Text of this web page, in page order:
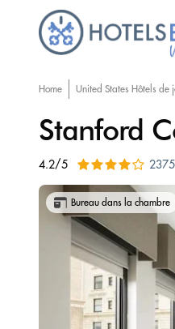
Home United States Hôtels de
Stanford
4.2/5
Bureau dans la chambre